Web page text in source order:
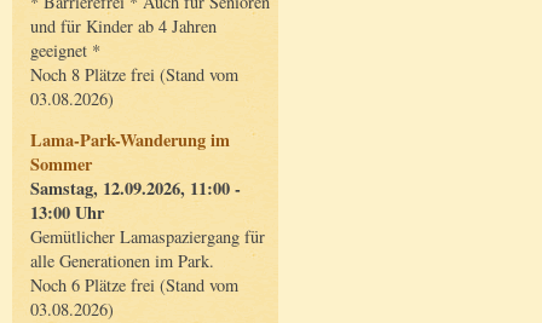
und für Kinder ab 4 Jahren
geeignet *
Noch 8 Plätze frei (Stand vom
03.08.2026)
Lama-Park-Wanderung im
Sommer
Samstag, 12.09.2026, 11:00 -
13:00 Uhr
Gemütlicher Lamaspaziergang für
alle Generationen im Park.
Noch 6 Plätze frei (Stand vom
03.08.2026)